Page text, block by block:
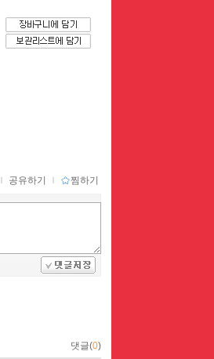
ｌ 공유하기 ｌ 찜하기
댓글(0)